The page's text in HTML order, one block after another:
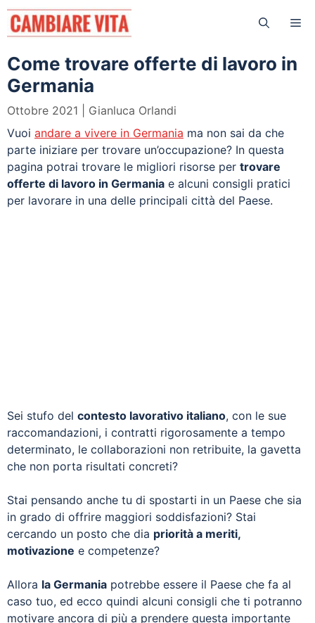
Vai
contenuto
Come trovare offerte di lavoro in
Germania
Ottobre 2021
Gianluca Orlandi
Vuoi andare a vivere in Germania ma non sai da che
parte iniziare per trovare un’occupazione? In questa
pagina potrai trovare le migliori risorse per trovare
offerte di lavoro in Germania e alcuni consigli pratici
per lavorare in una delle principali città del Paese.
Sei stufo del contesto lavorativo italiano, con le sue
raccomandazioni, i contratti rigorosamente a tempo
determinato, le collaborazioni non retribuite, la gavetta
che non porta risultati concreti?
Stai pensando anche tu di spostarti in un Paese che sia
in grado di offrire maggiori soddisfazioni? Stai
cercando un posto che dia priorità a meriti,
motivazione e competenze?
Allora la Germania potrebbe essere il Paese che fa al
caso tuo, ed ecco quindi alcuni consigli che ti potranno
motivare ancora di più a prendere questa importante